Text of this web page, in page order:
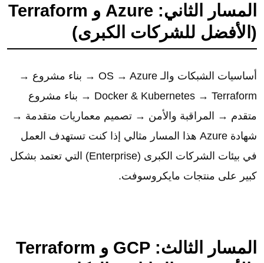
المسار الثاني: Azure و Terraform
(الأفضل للشركات الكبرى)
أساسيات الشبكات والـ OS → Azure → بناء مشروع →
Docker & Kubernetes → Terraform → بناء مشروع
متقدم → المراقبة والأمن → تصميم معماريات متقدمة →
شهادة Azure هذا المسار مثالي إذا كنت تستهدف العمل
في بيئات الشركات الكبرى (Enterprise) التي تعتمد بشكل
كبير على منتجات مايكروسوفت.
المسار الثالث: GCP و Terraform